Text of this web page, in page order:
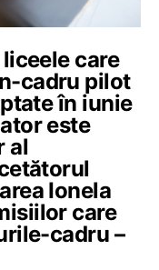
care
cadru pilot
în iunie
este
al
Ionela
care
cadru –